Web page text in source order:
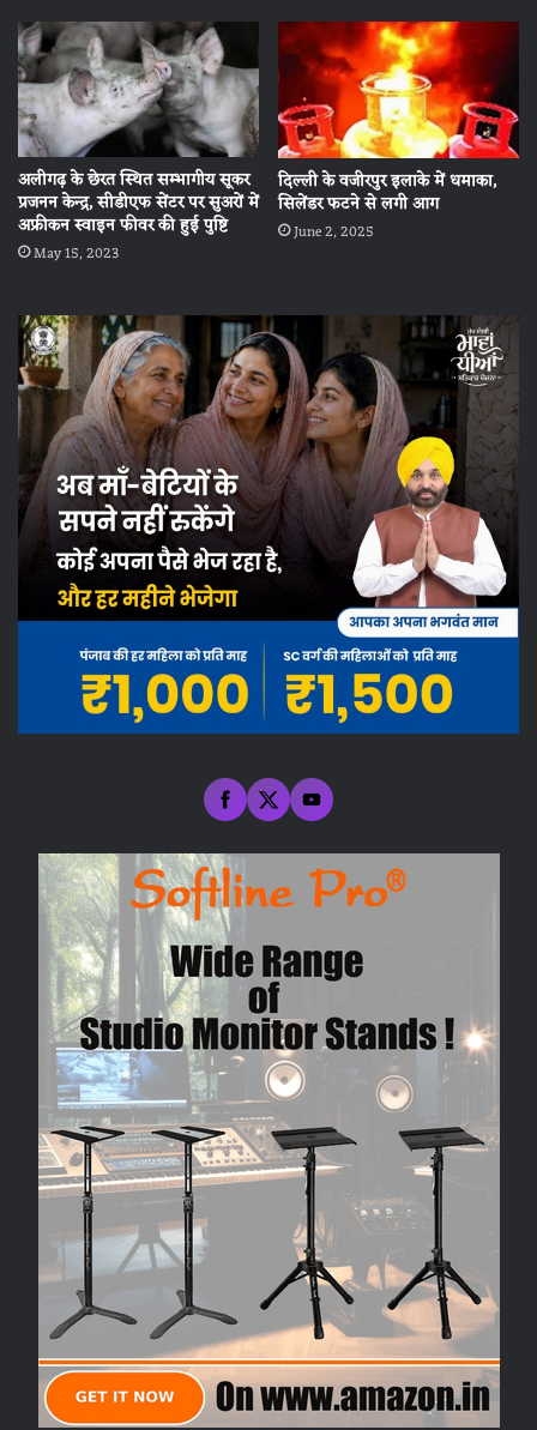
अलीगढ़ के छेरत स्थित सम्भागीय सूकर
प्रजनन केन्द्र, सीडीएफ सेंटर पर सुअरों में
अफ्रीकन स्वाइन फीवर की हुई पुष्टि
May 15, 2023
दिल्ली के वजीरपुर इलाके में धमाका,
सिलेंडर फटने से लगी आग
June 2, 2025